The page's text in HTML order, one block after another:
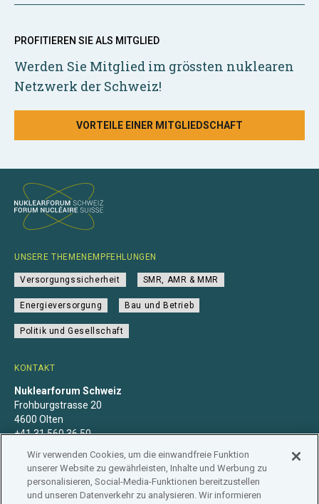
PROFITIEREN SIE ALS MITGLIED
Werden Sie Mitglied im grössten nuklearen
Netzwerk der Schweiz!
VORTEILE EINER MITGLIEDSCHAFT
KONTAKT
Nuklearforum Schweiz
Frohburgstrasse 20
4600 Olten
+41 31 560 36 50
UNSERE THEMENEMPFEHLUNGEN
Versorgungssicherheit SMR, AMR & MMR
Energieversorgung Bau und Betrieb
Politik und Gesellschaft
Wir verwenden Cookies, um die einwandfreie Funktion
unserer Website zu gewährleisten, Inhalte und Werbung zu
personalisieren, Social-Media-Funktionen bereitzustellen
und unseren Datenverkehr zu analysieren. Wir informieren